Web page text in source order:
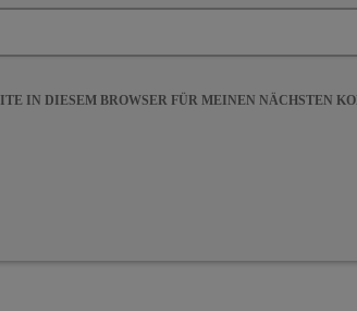
IN DIESEM BROWSER FÜR MEINEN NÄCHSTEN